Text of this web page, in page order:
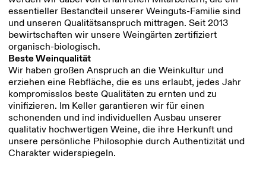
essentieller Bestandteil unserer Weinguts-Familie sind
und unseren Qualitätsanspruch mittragen. Seit 2013
bewirtschaften wir unsere Weingärten zertifiziert
organisch-biologisch.
Beste Weinqualität
Wir haben großen Anspruch an die Weinkultur und
erziehen eine Rebfläche, die es uns erlaubt, jedes Jahr
kompromisslos beste Qualitäten zu ernten und zu
vinifizieren. Im Keller garantieren wir für einen
schonenden und ind individuellen Ausbau unserer
qualitativ hochwertigen Weine, die ihre Herkunft und
unsere persönliche Philosophie durch Authentizität und
Charakter widerspiegeln.